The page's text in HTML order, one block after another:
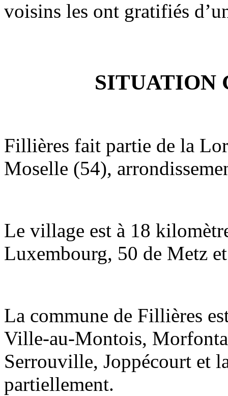
voisins les ont gratifiés
SITUATION
Fillières fait partie de la
Moselle (54),
Le village est à 18
Luxembourg, 50 de Metz
La commune de Fillières
Ville-au-Montois,
Serrouville, Joppécourt et
partiellement.